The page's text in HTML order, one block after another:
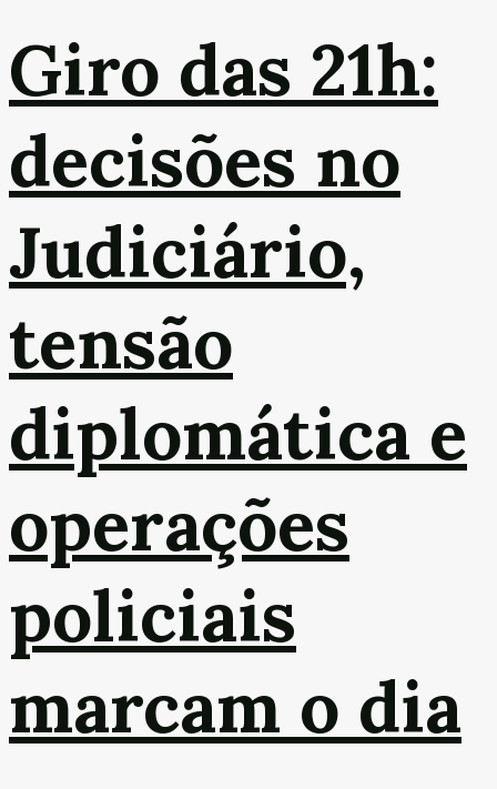
Giro das 21h:
decisões no
Judiciário,
tensão
diplomática e
operações
policiais
marcam o dia